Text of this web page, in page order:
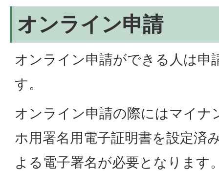
オンライン申請
オンライン申請ができる人は申
す。
オンライン申請の際にはマイナ
ホ用署名用電子証明書を設定済
よる電子署名が必要となります